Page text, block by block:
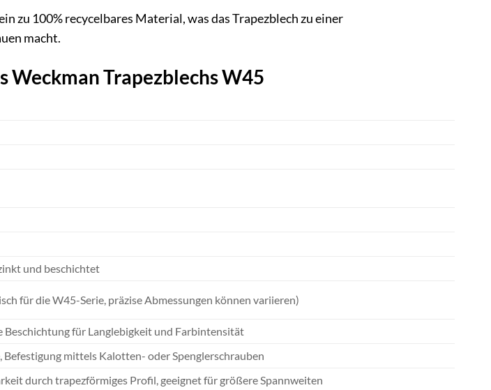
zu 100% recycelbares Material, was das Trapezblech zu einer
macht.
Weckman Trapezblechs W45
und beschichtet
für die W45-Serie, präzise Abmessungen können variieren)
für Langlebigkeit und Farbintensität
mittels Kalotten- oder Spenglerschrauben
durch trapezförmiges Profil, geeignet für größere Spannweiten